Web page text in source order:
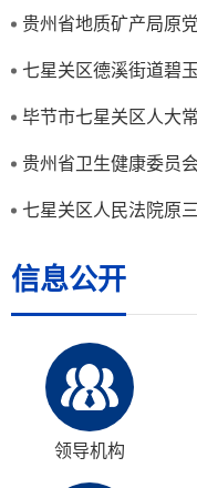
信息公开
领导机构